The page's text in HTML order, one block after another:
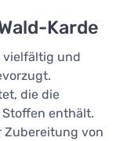
Karde
vielfältig und
die die
enthält.
Zubereitung von